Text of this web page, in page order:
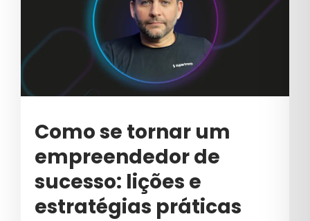
CIBERSEGURANÇA
CLIQUES INVÁLIDOS
COMO VENDER MAIS
COMUNICAÇÃO B2B
COMUNICAÇÃO CORPORATIVA
COMUNICAÇÃO EMPRESARIAL
COMUNICAÇÃO INTERNA
COSMÉTICOS
Como se tornar um
empreendedor de
sucesso: lições e
estratégias práticas